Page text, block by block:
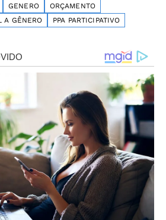
GENERO
ORÇAMENTO
A GÊNERO
PPA PARTICIPATIVO